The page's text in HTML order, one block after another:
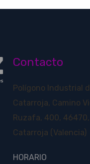
Contacto
Polígono Industrial
Catarroja, Camino
Ruzafa, 400, 46470,
Catarroja (Valencia)
HORARIO